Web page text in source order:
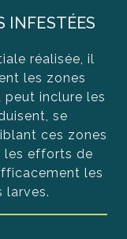
INFESTÉES
réalisée, il
les zones
peut inclure les
se
ces zones
les efforts de
les
larves.